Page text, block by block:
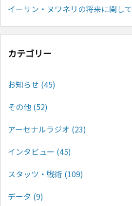
イーサン・ヌワネリの将来に関して
カテゴリー
お知らせ (45)
その他 (52)
アーセナルラジオ (23)
インタビュー (45)
スタッツ・戦術 (109)
データ (9)